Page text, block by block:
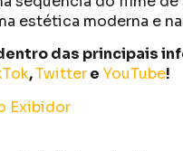
estética moderna e
das principais
,Twittere YouTube!
Exibidor